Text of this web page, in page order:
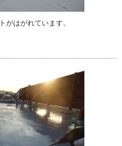
がはがれています。